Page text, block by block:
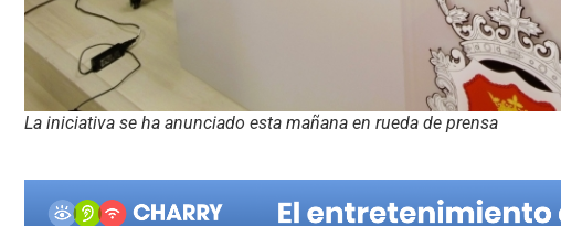
La iniciativa se ha anunciado esta mañana en rueda de prensa